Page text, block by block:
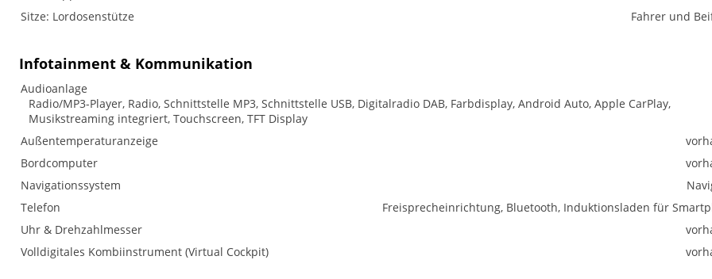
Sitze: Lordosenstütze
Fahrer und
Infotainment & Kommunikation
Audioanlage
Radio/MP3-Player, Radio, Schnittstelle MP3, Schnittstelle USB, Digitalradio DAB, Farbdisplay, Android Auto, Apple CarPlay,
Musikstreaming integriert, Touchscreen, TFT Display
Außentemperaturanzeige
Bordcomputer
Navigationssystem
Telefon
Freisprecheinrichtung, Bluetooth, Induktionsladen für
Uhr & Drehzahlmesser
Volldigitales Kombiinstrument (Virtual Cockpit)